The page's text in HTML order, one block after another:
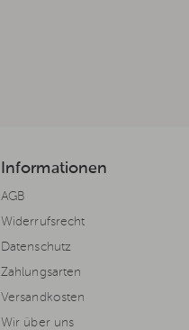
Informationen
AGB
Widerrufsrecht
Datenschutz
Zahlungsarten
Versandkosten
Wir über uns